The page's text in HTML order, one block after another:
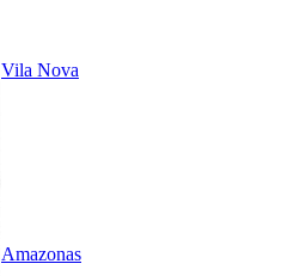
Vila Nova
Amazonas